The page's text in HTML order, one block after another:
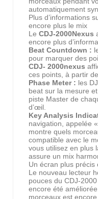
automatiquement
Plus d’informations
encore plus le mix
Le CDJ-2000Nexus
encore plus
Beat Countdown :
pour marquer des
CDJ- 2000nexus
ces points, à partir
Phase Meter : les
beat sur la mesure
piste Master de
d’œil.
Key Analysis
navigation, appelée
montre quels
compatible avec le
vous utilisez en plus
assure un mix
Un écran plus précis
Le nouveau lecteur
pouces du CDJ-
encore été
morceaux est